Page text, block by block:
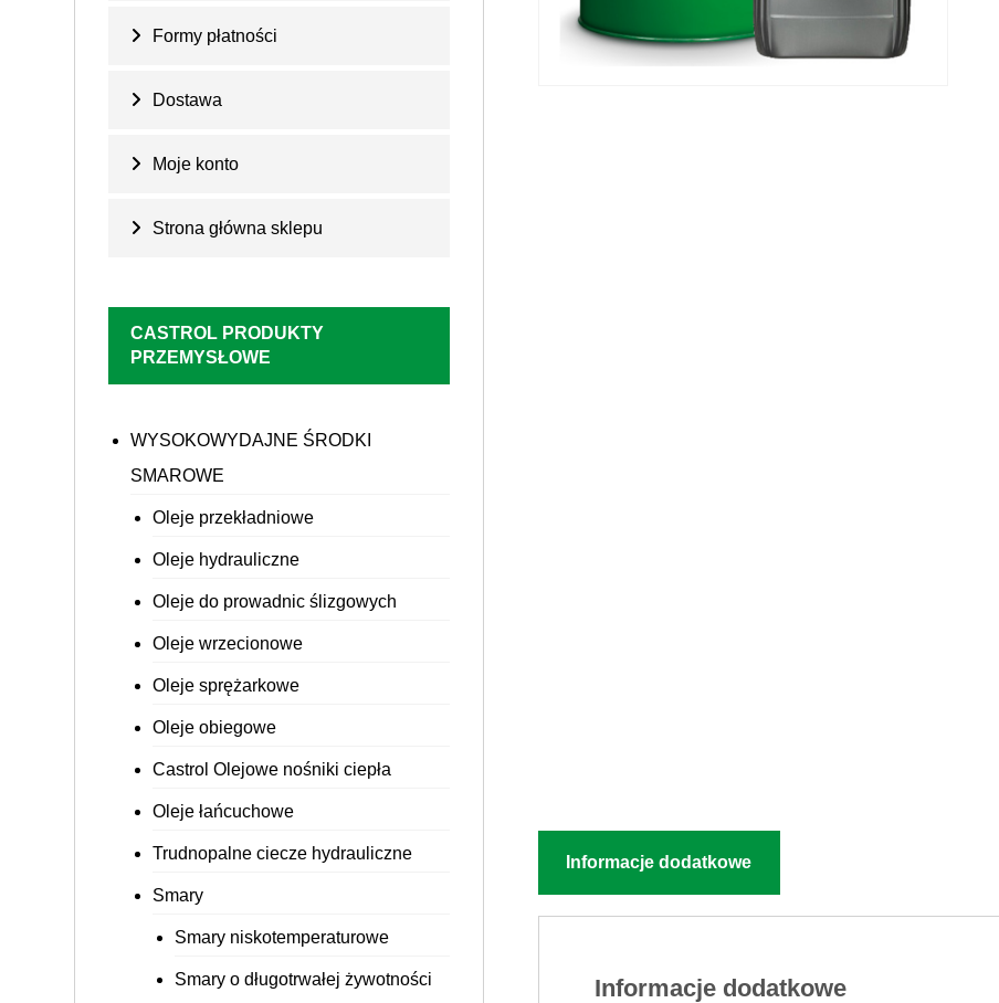
Informacje dodatkowe
Informacje dodatkowe
Formy płatności
Dostawa
Moje konto
Strona główna sklepu
CASTROL PRODUKTY
PRZEMYSŁOWE
WYSOKOWYDAJNE ŚRODKI
SMAROWE
Oleje przekładniowe
Oleje hydrauliczne
Oleje do prowadnic ślizgowych
Oleje wrzecionowe
Oleje sprężarkowe
Oleje obiegowe
Castrol Olejowe nośniki ciepła
Oleje łańcuchowe
Trudnopalne ciecze hydrauliczne
Smary
Smary niskotemperaturowe
Smary o długotrwałej żywotności